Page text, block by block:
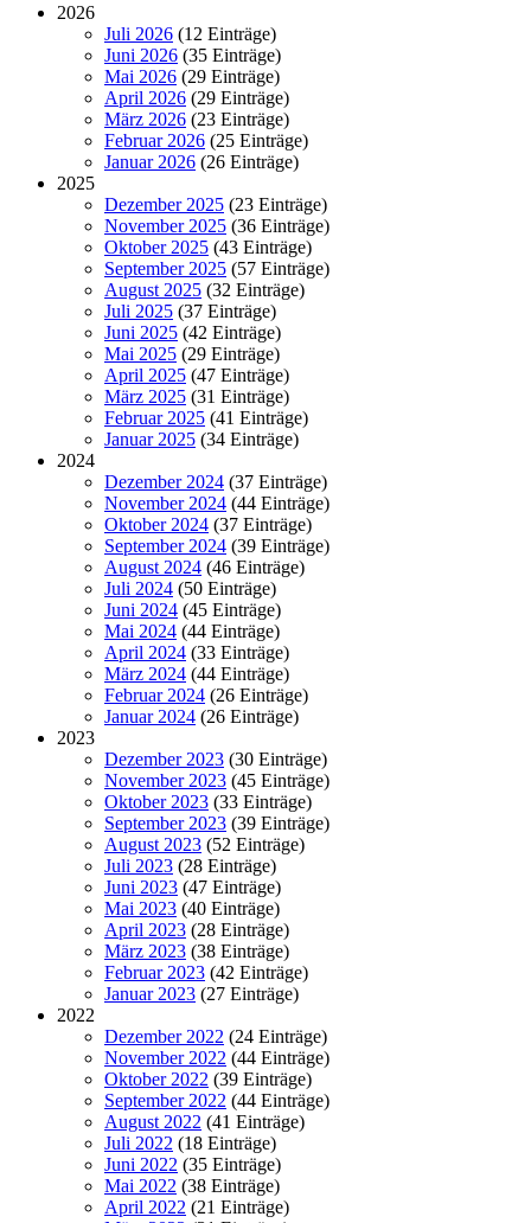
2026
Juli 2026 (12 Einträge)
Juni 2026 (35 Einträge)
Mai 2026 (29 Einträge)
April 2026 (29 Einträge)
März 2026 (23 Einträge)
Februar 2026 (25 Einträge)
Januar 2026 (26 Einträge)
2025
Dezember 2025 (23 Einträge)
November 2025 (36 Einträge)
Oktober 2025 (43 Einträge)
September 2025 (57 Einträge)
August 2025 (32 Einträge)
Juli 2025 (37 Einträge)
Juni 2025 (42 Einträge)
Mai 2025 (29 Einträge)
April 2025 (47 Einträge)
März 2025 (31 Einträge)
Februar 2025 (41 Einträge)
Januar 2025 (34 Einträge)
2024
Dezember 2024 (37 Einträge)
November 2024 (44 Einträge)
Oktober 2024 (37 Einträge)
September 2024 (39 Einträge)
August 2024 (46 Einträge)
Juli 2024 (50 Einträge)
Juni 2024 (45 Einträge)
Mai 2024 (44 Einträge)
April 2024 (33 Einträge)
März 2024 (44 Einträge)
Februar 2024 (26 Einträge)
Januar 2024 (26 Einträge)
2023
Dezember 2023 (30 Einträge)
November 2023 (45 Einträge)
Oktober 2023 (33 Einträge)
September 2023 (39 Einträge)
August 2023 (52 Einträge)
Juli 2023 (28 Einträge)
Juni 2023 (47 Einträge)
Mai 2023 (40 Einträge)
April 2023 (28 Einträge)
März 2023 (38 Einträge)
Februar 2023 (42 Einträge)
Januar 2023 (27 Einträge)
2022
Dezember 2022 (24 Einträge)
November 2022 (44 Einträge)
Oktober 2022 (39 Einträge)
September 2022 (44 Einträge)
August 2022 (41 Einträge)
Juli 2022 (18 Einträge)
Juni 2022 (35 Einträge)
Mai 2022 (38 Einträge)
April 2022 (21 Einträge)